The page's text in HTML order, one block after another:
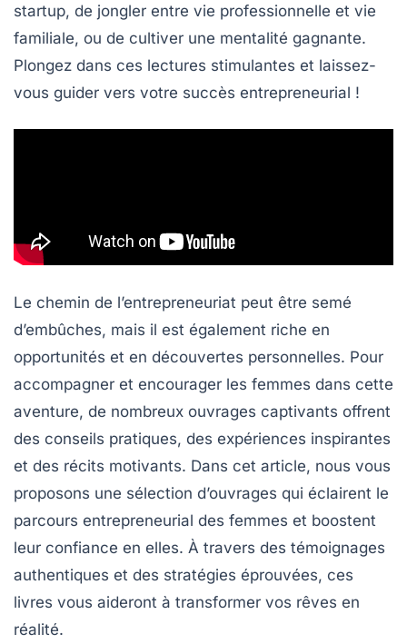
startup, de jongler entre vie professionnelle et vie
familiale, ou de cultiver une mentalité gagnante.
Plongez dans ces lectures stimulantes et laissez-
vous guider vers votre succès entrepreneurial !
Le chemin de l’entrepreneuriat peut être semé
d’embûches, mais il est également riche en
opportunités et en découvertes personnelles. Pour
accompagner et encourager les femmes dans cette
aventure, de nombreux ouvrages captivants offrent
des conseils pratiques, des expériences inspirantes
et des récits motivants. Dans cet article, nous vous
proposons une sélection d’ouvrages qui éclairent le
parcours entrepreneurial des femmes et boostent
leur confiance en elles. À travers des témoignages
authentiques et des stratégies éprouvées, ces
livres vous aideront à transformer vos rêves en
réalité.